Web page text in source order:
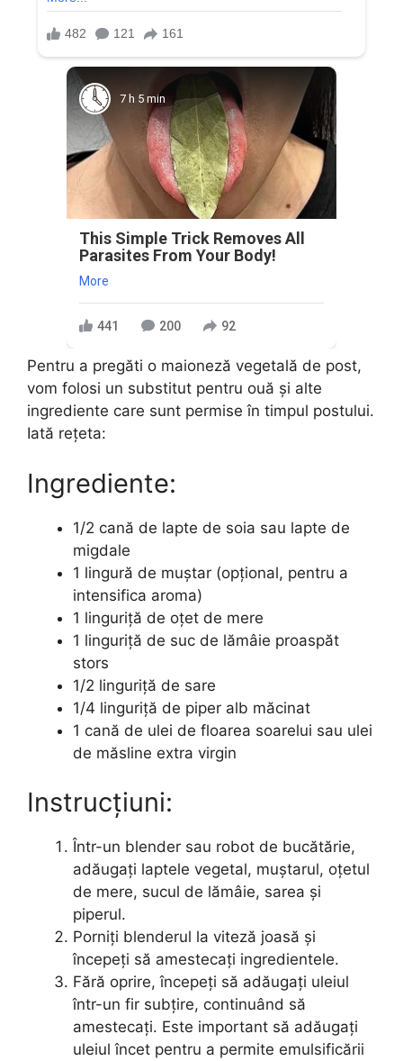
7 h 5 min
This Simple Trick Removes All
Parasites From Your Body!
More
441 200 92
Pentru a pregăti o maioneză vegetală de post,
vom folosi un substitut pentru ouă și alte
ingrediente care sunt permise în timpul postului.
Iată rețeta:
Ingrediente:
1/2 cană de lapte de soia sau lapte de
migdale
1 lingură de muștar (opțional, pentru a
intensifica aroma)
1 linguriță de oțet de mere
1 linguriță de suc de lămâie proaspăt
stors
1/2 linguriță de sare
1/4 linguriță de piper alb măcinat
1 cană de ulei de floarea soarelui sau ulei
de măsline extra virgin
Instrucțiuni:
Într-un blender sau robot de bucătărie,
adăugați laptele vegetal, muștarul, oțetul
de mere, sucul de lămâie, sarea și
piperul.
Porniți blenderul la viteză joasă și
începeți să amestecați ingredientele.
Fără oprire, începeți să adăugați uleiul
într-un fir subțire, continuând să
amestecați. Este important să adăugați
uleiul încet pentru a permite emulsificării